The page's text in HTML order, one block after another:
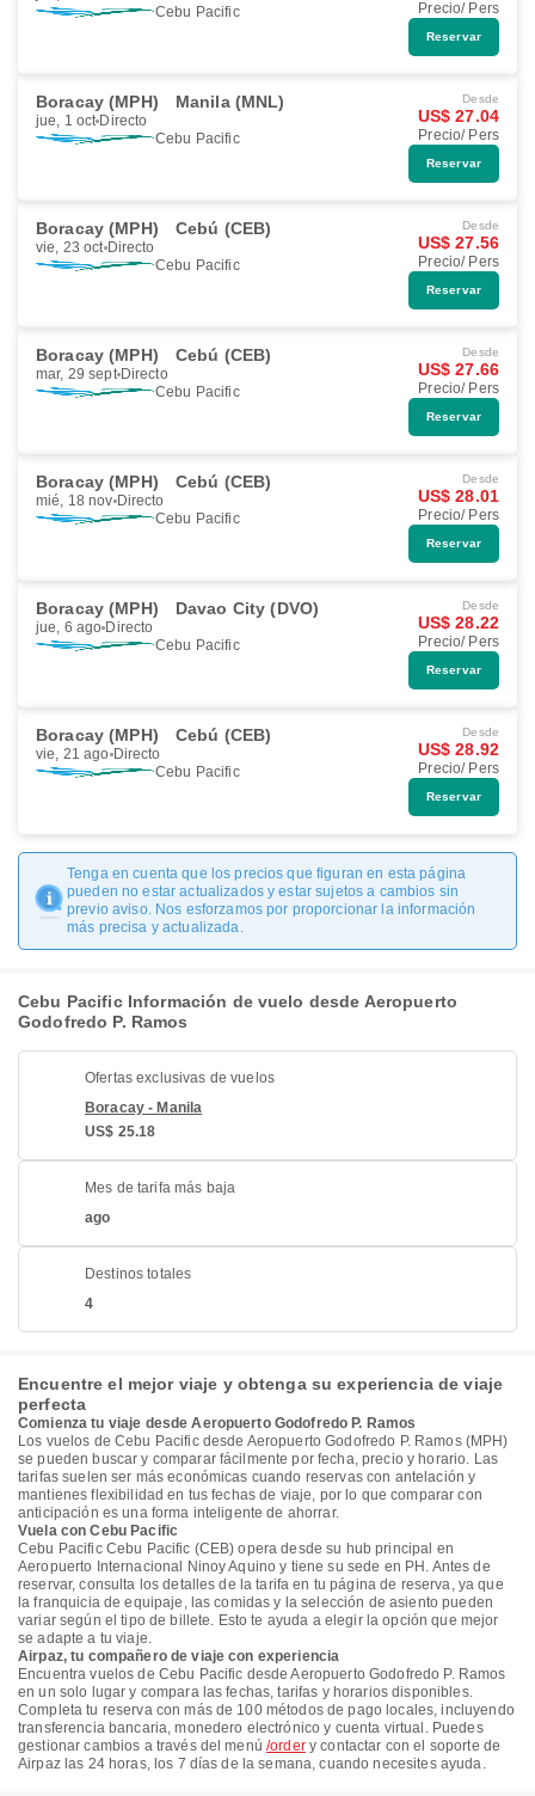
Cebu Pacific
Precio/ Pers
Reservar
Boracay (MPH) Manila (MNL)
jue, 1 oct Directo
Cebu Pacific
Desde
US$ 27.04
Precio/ Pers
Reservar
Boracay (MPH) Cebú (CEB)
vie, 23 oct Directo
Cebu Pacific
Desde
US$ 27.56
Precio/ Pers
Reservar
Boracay (MPH) Cebú (CEB)
mar, 29 sept Directo
Cebu Pacific
Desde
US$ 27.66
Precio/ Pers
Reservar
Boracay (MPH) Cebú (CEB)
mié, 18 nov Directo
Cebu Pacific
Desde
US$ 28.01
Precio/ Pers
Reservar
Boracay (MPH) Davao City (DVO)
jue, 6 ago Directo
Cebu Pacific
Desde
US$ 28.22
Precio/ Pers
Reservar
Boracay (MPH) Cebú (CEB)
vie, 21 ago Directo
Cebu Pacific
Desde
US$ 28.92
Precio/ Pers
Reservar
Tenga en cuenta que los precios que figuran en esta página
pueden no estar actualizados y estar sujetos a cambios sin
previo aviso. Nos esforzamos por proporcionar la información
más precisa y actualizada.
Cebu Pacific Información de vuelo desde Aeropuerto
Godofredo P. Ramos​​
Ofertas exclusivas de vuelos
Boracay - Manila
US$ 25.18
Mes de tarifa más baja
ago
Destinos totales
4
Encuentre el mejor viaje y obtenga su experiencia de viaje
perfecta
Comienza tu viaje desde Aeropuerto Godofredo P. Ramos​​
Los vuelos de Cebu Pacific desde Aeropuerto Godofredo P. Ramos​​ (MPH)
se pueden buscar y comparar fácilmente por fecha, precio y horario. Las
tarifas suelen ser más económicas cuando reservas con antelación y
mantienes flexibilidad en tus fechas de viaje, por lo que comparar con
anticipación es una forma inteligente de ahorrar.
Vuela con Cebu Pacific
Cebu Pacific Cebu Pacific (CEB) opera desde su hub principal en
Aeropuerto Internacional Ninoy Aquino y tiene su sede en PH. Antes de
reservar, consulta los detalles de la tarifa en tu página de reserva, ya que
la franquicia de equipaje, las comidas y la selección de asiento pueden
variar según el tipo de billete. Esto te ayuda a elegir la opción que mejor
se adapte a tu viaje.
Airpaz, tu compañero de viaje con experiencia
Encuentra vuelos de Cebu Pacific desde Aeropuerto Godofredo P. Ramos​​
en un solo lugar y compara las fechas, tarifas y horarios disponibles.
Completa tu reserva con más de 100 métodos de pago locales, incluyendo
transferencia bancaria, monedero electrónico y cuenta virtual. Puedes
gestionar cambios a través del menú/ordery contactar con el soporte de
Airpaz las 24 horas, los 7 días de la semana, cuando necesites ayuda.